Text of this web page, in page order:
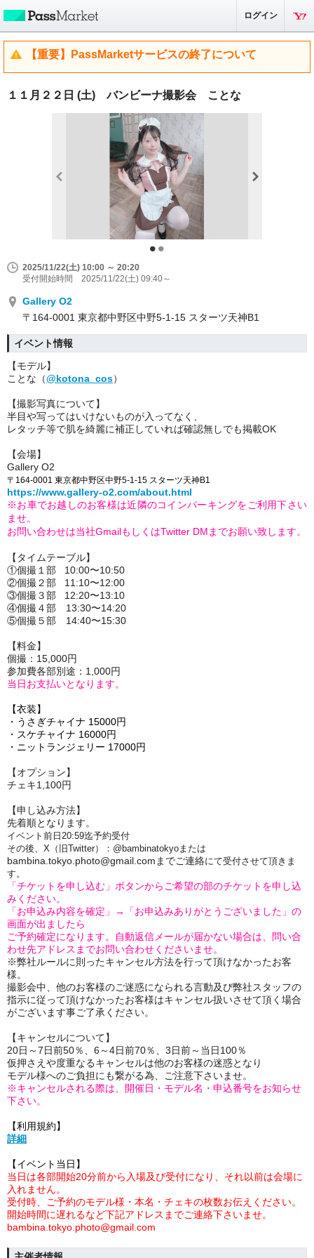
ログイン
【重要】PassMarketサービスの終了について
１１月２２日 (土) バンビーナ撮影会 ことな
2025/11/22(土) 10:00 ～ 20:20
受付開始時間 2025/11/22(土) 09:40～
Gallery O2
〒164-0001 東京都中野区中野5-1-15 スターツ天神B1
イベント情報
【モデル】
ことな（@kotona_cos）
【撮影写真について】
半目や写ってはいけないものが入ってなく、
レタッチ等で肌を綺麗に補正していれば確認無しでも掲載OK
【会場】
Gallery O2
〒164-0001 東京都中野区中野5-1-15 スターツ天神B1
https://www.gallery-o2.com/about.html
※お車でお越しのお客様は近隣のコインパーキングをご利用下さい
ませ。
お問い合わせは当社GmailもしくはTwitter DMまでお願い致します。
【タイムテーブル】
①個撮１部 10:00〜10:50
②個撮２部 11:10〜12:00
③個撮３部 12:20〜13:10
④個撮４部 13:30〜14:20
⑤個撮５部 14:40〜15:30
【料金】
個撮：15,000円
参加費各部別途：1,000円
当日お支払いとなります。
【衣装】
・うさぎチャイナ 15000円
・スケチャイナ 16000円
・ニットランジェリー 17000円
【オプション】
チェキ1,100円
【申し込み方法】
先着順となります。
イベント前日20:59迄予約受付
その後、X（旧Twitter）：@bambinatokyoまたは
bambina.tokyo.photo@gmail.comまでご連絡にて受付させて頂きま
す。
「チケットを申し込む」ボタンからご希望の部のチケットを申し込
みください。
「お申込み内容を確定」→「お申込みありがとうございました」の
画面が出ましたら
ご予約確定になります。自動返信メールが届かない場合は、問い合
わせ先アドレスまでお問い合わせくださいませ。
※弊社ルールに則ったキャンセル方法を行って頂けなかったお客
様。
撮影会中、他のお客様のご迷惑になられる言動及び弊社スタッフの
指示に従って頂けなかったお客様はキャンセル扱いさせて頂く場合
がございます事ご了承ください。
【キャンセルについて】
20日～7日前50％、6～4日前70％、3日前～当日100％
仮押さえや度重なるキャンセルは他のお客様の迷惑となり
モデル様へのご負担にも繋がる為、ご注意下さいませ。
※キャンセルされる際は、開催日・モデル名・申込番号をお知らせ
下さい。
【利用規約】
詳細
【イベント当日】
当日は各部開始20分前から入場及び受付になり、それ以前は会場に
入れません。
受付時、ご予約のモデル様・本名・チェキの枚数お伝えください。
開始時間に遅れるなど下記アドレスまでご連絡下さいませ。
bambina.tokyo.photo@gmail.com